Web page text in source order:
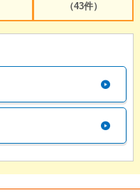
（43件）